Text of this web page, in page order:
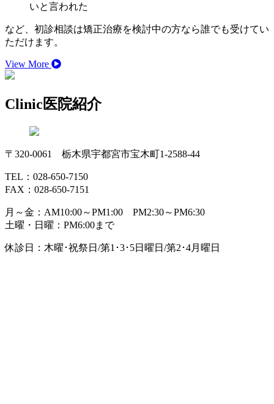
いと言われた
など、初診相談は矯正治療を検討中の方なら誰でも受けてい
ただけます。
View More
Clinic医院紹介
〒320-0061 栃木県宇都宮市宝木町1-2588-44
TEL：028-650-7150
FAX：028-650-7151
月～金：AM10:00～PM1:00 PM2:30～PM6:30
土曜・日曜：PM6:00まで
休診日：木曜･祝祭日/第1･3･5日曜日/第2･4月曜日